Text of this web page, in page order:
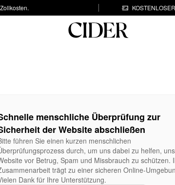
menschliche Überprüfung zur
der Website abschließen
führen Sie einen kurzen menschlichen
durch, um uns dabei zu helfen,
vor Betrug, Spam und Missbrauch zu schützen.
trägt zu einer sicheren Online-
Dank für Ihre Unterstützung.